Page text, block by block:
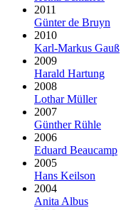
2011
Günter de Bruyn
2010
Karl-Markus Gauß
2009
Harald Hartung
2008
Lothar Müller
2007
Günther Rühle
2006
Eduard Beaucamp
2005
Hans Keilson
2004
Anita Albus